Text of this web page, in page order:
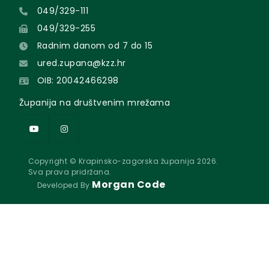
049/329-111
049/329-255
Radnim danom od 7 do 15
ured.zupana@kzz.hr
OIB: 20042466298
Županija na društvenim mrežama
Copyright © Krapinsko-zagorska županija 2026.
Sva prava pridržana.
Developed By Morgan Code